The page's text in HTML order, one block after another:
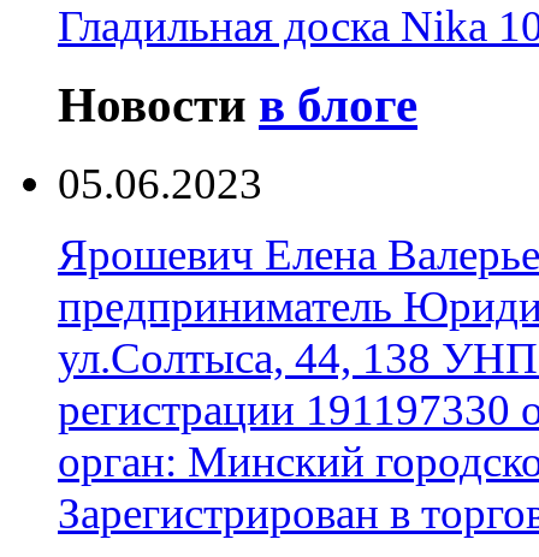
Гладильная доска Nika
Новости в блоге
05.06.2023
Ярошевич Елена
предприниматель
ул.Солтыса, 44, 138 УНП
регистрации
орган: Минский
Зарегистрирован в